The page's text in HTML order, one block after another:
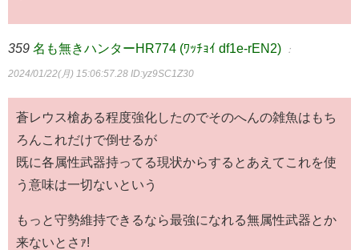
359 名も無きハンターHR774 (ﾜｯﾁｮｲ df1e-rEN2) ：
2024/01/22(月) 15:06:57.28 ID:yz9SC1Z30
蒼レウス槍ある程度強化したのでそのへんの雑魚はもち
ろんこれだけで倒せるが
既に各属性武器持ってる現状からするとあえてこれを使
う意味は一切ないという
もっと守勢維持できるなら最強になれる無属性武器とか
来ないとさｧ!